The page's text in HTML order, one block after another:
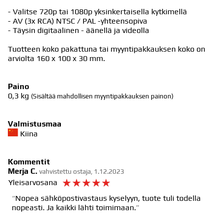
- Valitse 720p tai 1080p yksinkertaisella kytkimellä
- AV (3x RCA) NTSC / PAL -yhteensopiva
- Täysin digitaalinen - äänellä ja videolla
Tuotteen koko pakattuna tai myyntipakkauksen koko on
arviolta 160 x 100 x 30 mm.
Paino
0,3 kg (Sisältää mahdollisen myyntipakkauksen painon)
Valmistusmaa
Kiina
Kommentit
Merja C. vahvistettu ostaja, 1.12.2023
Yleisarvosana ☆☆☆☆☆
Nopea sähköpostivastaus kyselyyn, tuote tuli todella
nopeasti. Ja kaikki lähti toimimaan.